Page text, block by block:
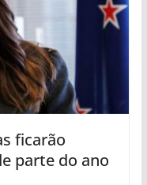
ficarão
parte do ano